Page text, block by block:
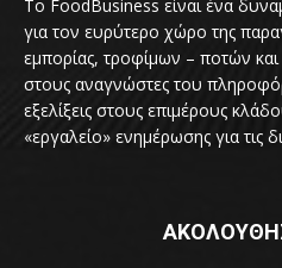
Το FoodBusiness είναι ένα
για τον ευρύτερο χώρο της
εμπορίας, τροφίμων – ποτών
στους αναγνώστες του
εξελίξεις στους επιμέρους
«εργαλείο» ενημέρωσης για τις